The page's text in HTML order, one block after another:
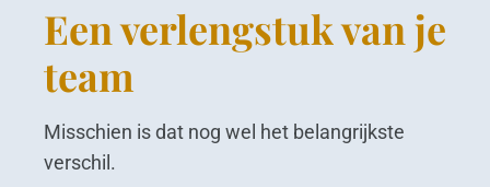
Een verlengstuk van je
team
Misschien is dat nog wel het belangrijkste
verschil.